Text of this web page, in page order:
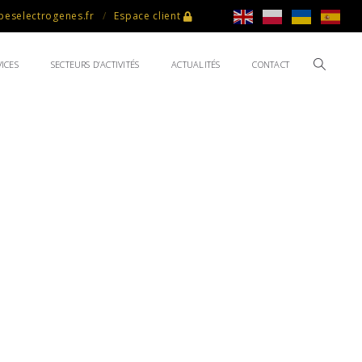
Espace client
SECTEURS D’ACTIVITÉS ACTUALITÉS CONTACT